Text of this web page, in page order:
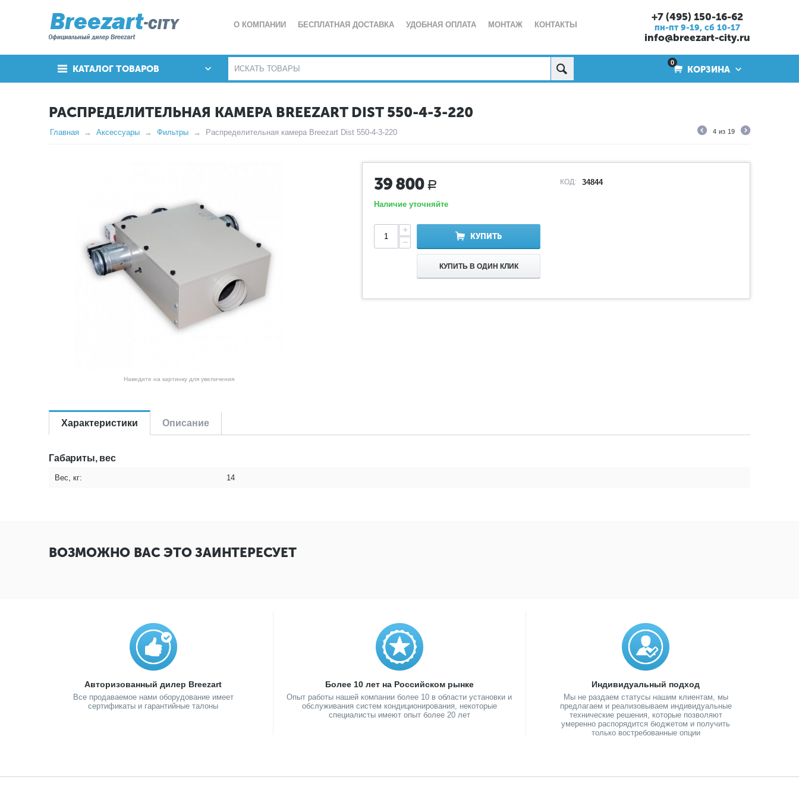
О КОМПАНИИ БЕСПЛАТНАЯ ДОСТАВКА УДОБНАЯ ОПЛАТА МОНТАЖ КОНТАКТЫ
+7 (495) 150-16-62
пн-пт 9-19, cб 10-17
info@breezart-city.ru
КАТАЛОГ ТОВАРОВ
0
КОРЗИНА
РАСПРЕДЕЛИТЕЛЬНАЯ КАМЕРА BREEZART DIST 550-4-3-220
Главная Аксессуары Фильтры Распределительная камера Breezart Dist 550-4-3-220 4 из 19
Наведите на картинку для увеличения
39 800 Р
Наличие уточняйте
+
−
КУПИТЬ
КУПИТЬ В ОДИН КЛИК
КОД: 34844
Характеристики Описание
Габариты, вес
Вес, кг: 14
ВОЗМОЖНО ВАС ЭТО ЗАИНТЕРЕСУЕТ
Авторизованный дилер Breezart
Все продаваемое нами оборудование имеет
сертификаты и гарантийные талоны
Более 10 лет на Российском рынке
Опыт работы нашей компании более 10 в области установки и
обслуживания систем кондиционирования, некоторые
специалисты имеют опыт более 20 лет
Индивидуальный подход
Мы не раздаем статусы нашим клиентам, мы
предлагаем и реализовываем индивидуальные
технические решения, которые позволяют
умеренно распорядится бюджетом и получить
только востребованные опции